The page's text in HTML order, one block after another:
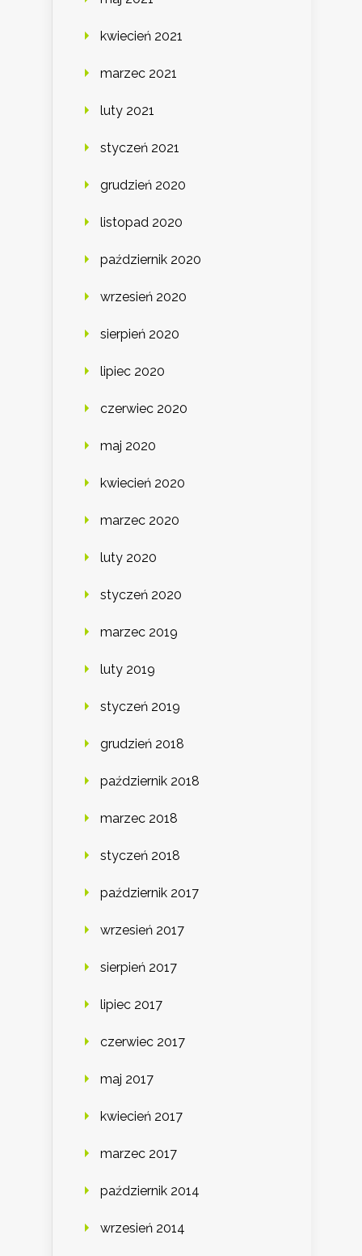
kwiecień 2021
marzec 2021
luty 2021
styczeń 2021
grudzień 2020
listopad 2020
październik 2020
wrzesień 2020
sierpień 2020
lipiec 2020
czerwiec 2020
maj 2020
kwiecień 2020
marzec 2020
luty 2020
styczeń 2020
marzec 2019
luty 2019
styczeń 2019
grudzień 2018
październik 2018
marzec 2018
styczeń 2018
październik 2017
wrzesień 2017
sierpień 2017
lipiec 2017
czerwiec 2017
maj 2017
kwiecień 2017
marzec 2017
październik 2014
wrzesień 2014